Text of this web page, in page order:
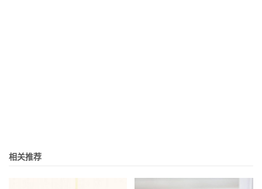
相关推荐